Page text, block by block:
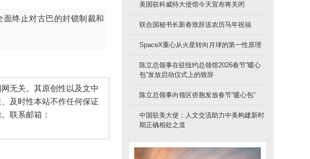
终止对古巴的封锁制裁和
无关。其原创性以及文中
及时性本站不作任何保证
联系邮箱：
美国驻科威特大使馆今天宣布将关闭
联合国秘书长新春致辞送农历马年祝福
SpaceX重心从火星转向月球的第一性原理
陈立总领事在驻纽约总领馆2026春节“暖心
包”发放启动仪式上的致辞
陈立总领事向领区侨胞发放春节“暖心包”
中国驻美大使：人文交流助力中美构建新时
期正确相处之道